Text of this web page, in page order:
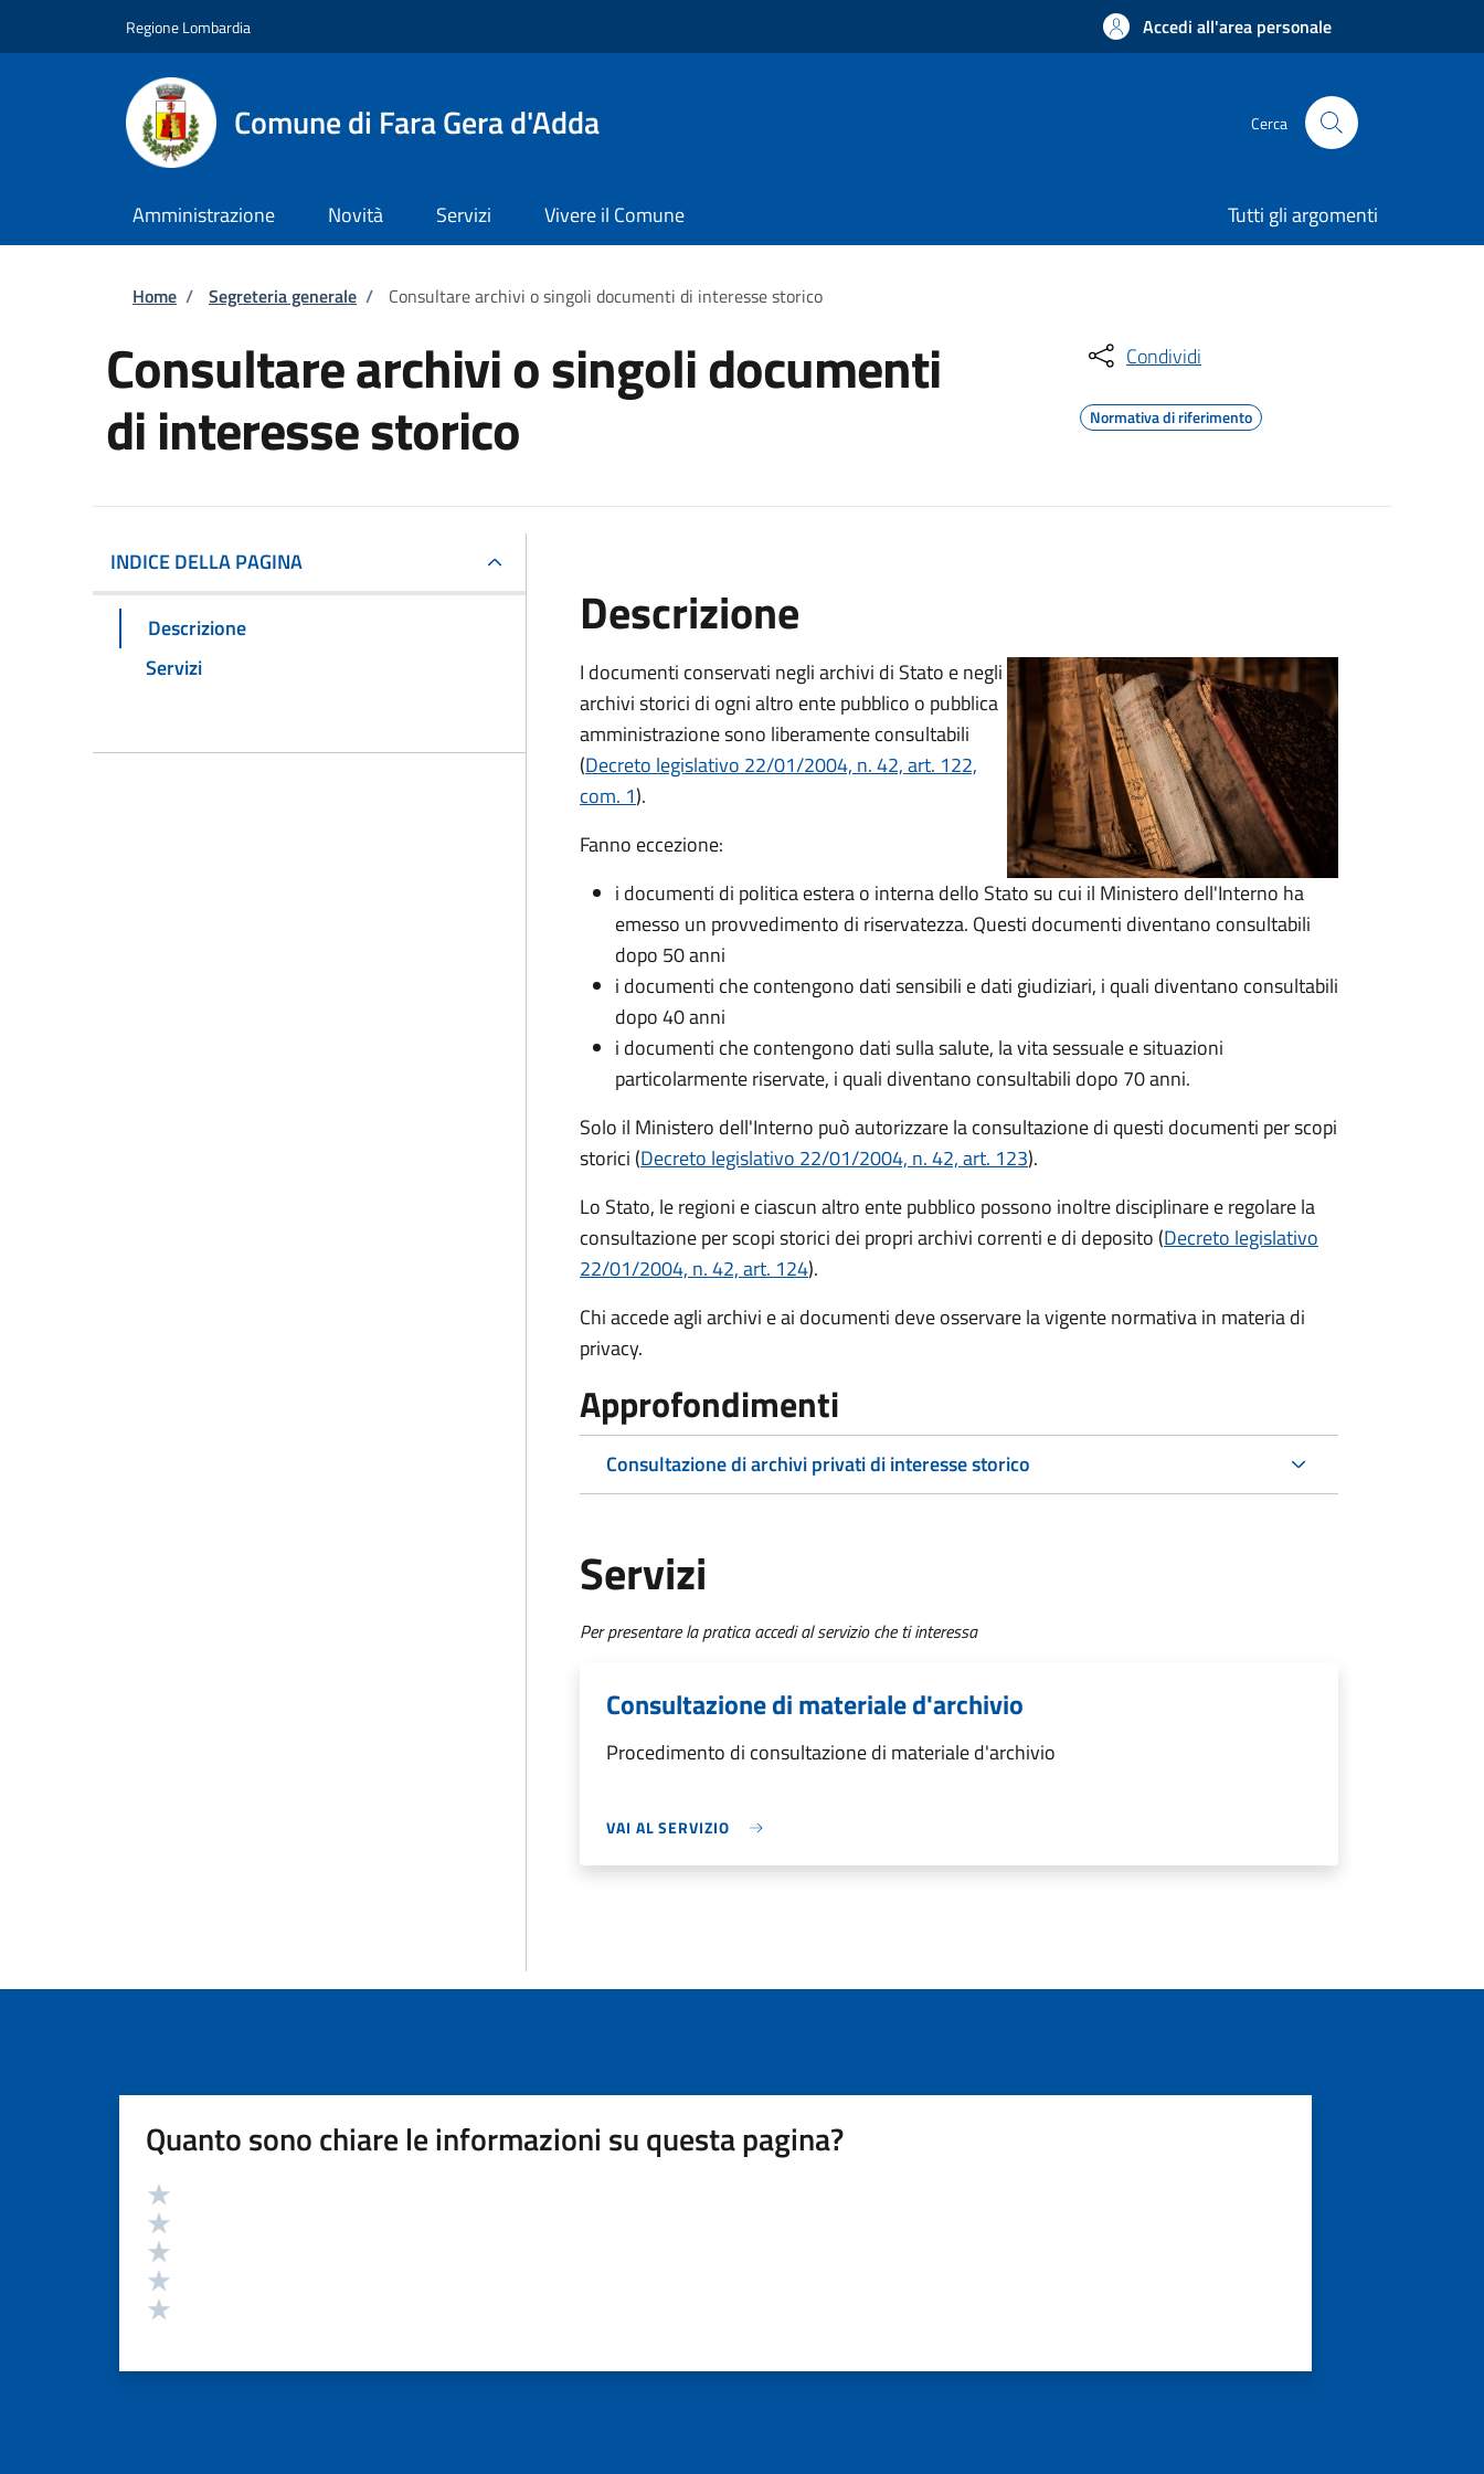
Regione Lombardia Accedi all'area personale
Comune di Fara Gera d'Adda Cerca
Amministrazione Novità Servizi Vivere il Comune Tutti gli argomenti
Briciole di pane
Home / Segreteria generale / Consultare archivi o singoli documenti di interesse storico
Consultare archivi o singoli documenti
di interesse storico
Condividi
Normativa di riferimento
INDICE DELLA PAGINA
Descrizione
Servizi
Descrizione
I documenti conservati negli archivi di Stato e negli
archivi storici di ogni altro ente pubblico o pubblica
amministrazione sono liberamente consultabili
(Decreto legislativo 22/01/2004, n. 42, art. 122,
com. 1).
Fanno eccezione:
i documenti di politica estera o interna dello Stato su cui il Ministero dell'Interno ha
emesso un provvedimento di riservatezza. Questi documenti diventano consultabili
dopo 50 anni
i documenti che contengono dati sensibili e dati giudiziari, i quali diventano consultabili
dopo 40 anni
i documenti che contengono dati sulla salute, la vita sessuale e situazioni
particolarmente riservate, i quali diventano consultabili dopo 70 anni.
Solo il Ministero dell'Interno può autorizzare la consultazione di questi documenti per scopi
storici (Decreto legislativo 22/01/2004, n. 42, art. 123).
Lo Stato, le regioni e ciascun altro ente pubblico possono inoltre disciplinare e regolare la
consultazione per scopi storici dei propri archivi correnti e di deposito (Decreto legislativo
22/01/2004, n. 42, art. 124).
Chi accede agli archivi e ai documenti deve osservare la vigente normativa in materia di
privacy.
Approfondimenti
Consultazione di archivi privati di interesse storico
Servizi
Per presentare la pratica accedi al servizio che ti interessa
Consultazione di materiale d'archivio
Procedimento di consultazione di materiale d'archivio
VAI AL SERVIZIO
Quanto sono chiare le informazioni su questa pagina?
Valutazione